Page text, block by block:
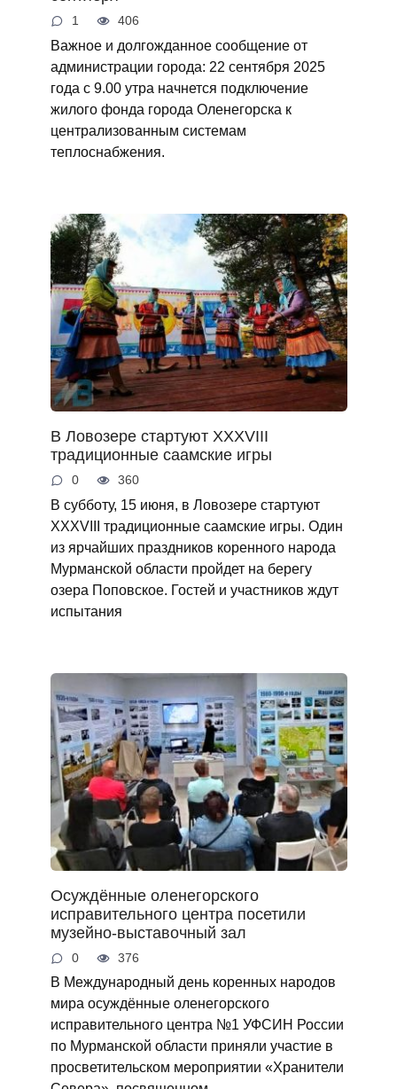
1 406
Важное и долгожданное сообщение от
администрации города: 22 сентября 2025
года с 9.00 утра начнется подключение
жилого фонда города Оленегорска к
централизованным системам
теплоснабжения.
В Ловозере стартуют XXXVIII
традиционные саамские игры
0 360
В субботу, 15 июня, в Ловозере стартуют
XXXVIII традиционные саамские игры. Один
из ярчайших праздников коренного народа
Мурманской области пройдет на берегу
озера Поповское. Гостей и участников ждут
испытания
Осуждённые оленегорского
исправительного центра посетили
музейно-выставочный зал
0 376
В Международный день коренных народов
мира осуждённые оленегорского
исправительного центра №1 УФСИН России
по Мурманской области приняли участие в
просветительском мероприятии «Хранители